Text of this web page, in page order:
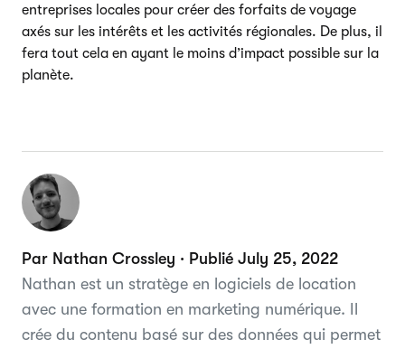
entreprises locales pour créer des forfaits de voyage
axés sur les intérêts et les activités régionales. De plus, il
fera tout cela en ayant le moins d’impact possible sur la
planète.
Par Nathan Crossley · Publié July 25, 2022
Nathan est un stratège en logiciels de location
avec une formation en marketing numérique. Il
crée du contenu basé sur des données qui permet